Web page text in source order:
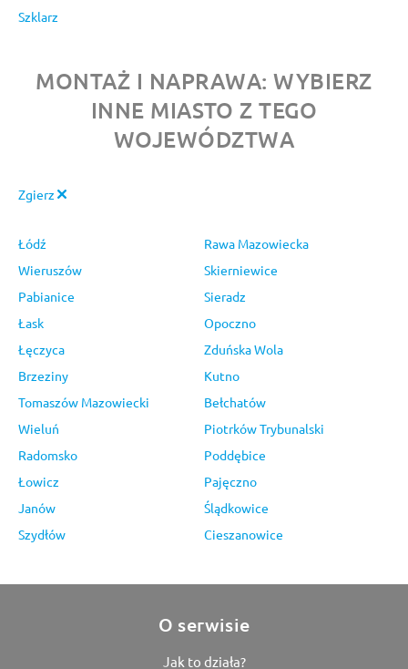
Szklarz
MONTAŻ I NAPRAWA: WYBIERZ
INNE MIASTO Z TEGO
WOJEWÓDZTWA
Zgierz
Łódź
Rawa Mazowiecka
Wieruszów
Skierniewice
Pabianice
Sieradz
Łask
Opoczno
Łęczyca
Zduńska Wola
Brzeziny
Kutno
Tomaszów Mazowiecki
Bełchatów
Wieluń
Piotrków Trybunalski
Radomsko
Poddębice
Łowicz
Pajęczno
Janów
Ślądkowice
Szydłów
Cieszanowice
O serwisie
Jak to działa?